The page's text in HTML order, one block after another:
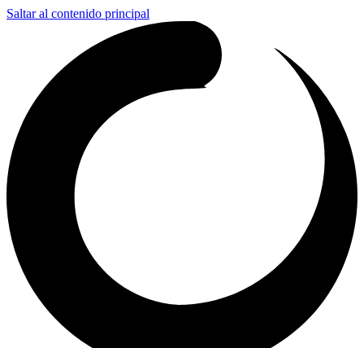
Saltar al contenido principal